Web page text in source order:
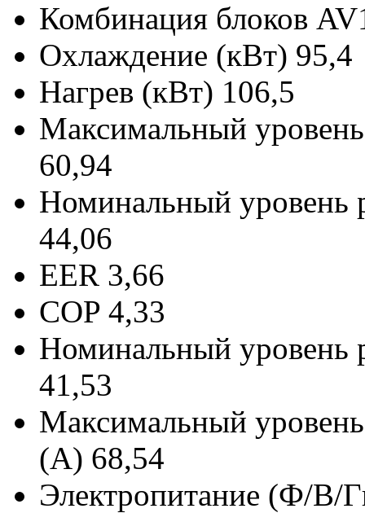
Комбинация блоков
Охлаждение (кВт) 95,4
Нагрев (кВт) 106,5
Максимальный
60,94
Номинальный уровень
44,06
EER 3,66
COP 4,33
Номинальный уровень
41,53
Максимальный
(А) 68,54
Электропитание (Ф/В/